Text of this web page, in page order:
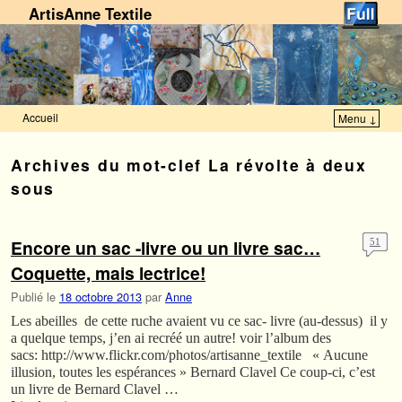
ArtisAnne Textile
Accueil Menu ↓
Archives du mot-clef La révolte à deux
sous
Encore un sac -livre ou un livre sac…
Coquette, mais lectrice!
Publié le 18 octobre 2013 par Anne
51
Les abeilles de cette ruche avaient vu ce sac- livre (au-dessus) il y
a quelque temps, j’en ai recréé un autre! voir l’album des
sacs: http://www.flickr.com/photos/artisanne_textile « Aucune
illusion, toutes les espérances » Bernard Clavel Ce coup-ci, c’est
un livre de Bernard Clavel …